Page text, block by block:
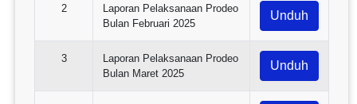
2
Laporan Pelaksanaan Prodeo
Bulan Februari 2025
Unduh
3
Laporan Pelaksanaan Prodeo
Bulan Maret 2025
Unduh